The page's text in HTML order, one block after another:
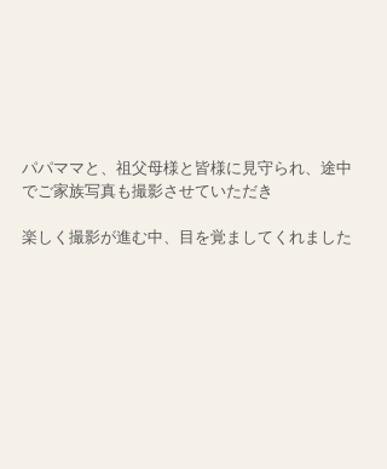
パパママと、祖父母様と皆様に見守られ、途中
でご家族写真も撮影させていただき
楽しく撮影が進む中、目を覚ましてくれました